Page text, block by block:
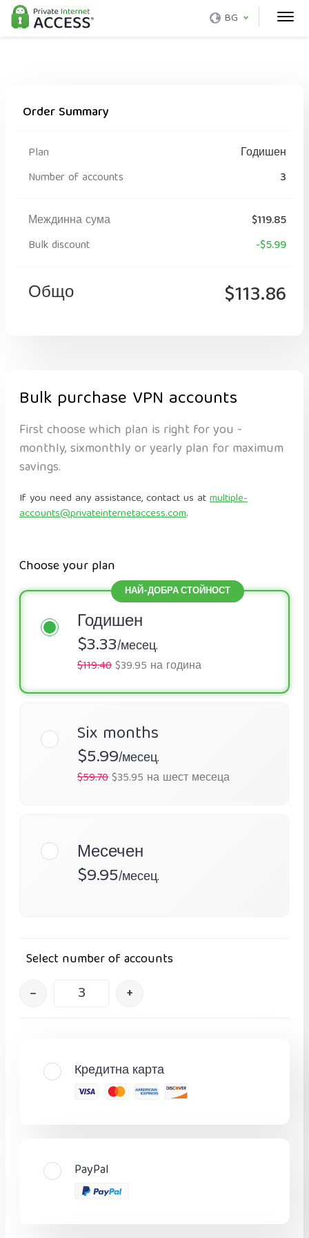
BG
Order Summary
Plan
Годишен
Number of accounts
3
Междинна сума
$119.85
Bulk discount
-$5.99
Общо $113.86
Bulk purchase VPN accounts
First choose which plan is right for you -
monthly, sixmonthly or yearly plan for maximum
savings.
If you need any assistance, contact us atmultiple-
accounts@privateinternetaccess.com.
Choose your plan
Годишен
$3.33/месец.
$119.40$39.95 на година
Six months
$5.99/месец.
$59.70$35.95 на шест месеца
Месечен
$9.95/месец.
Select number of accounts
– +
Кредитна карта
PayPal